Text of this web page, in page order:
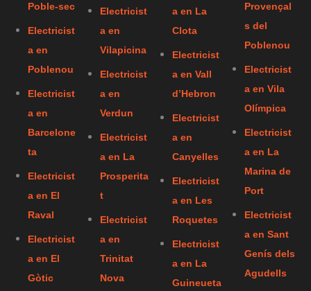
Poble-sec
Electricist
a en
Poblenou
Electricist
a en
Barcelone
ta
Electricist
a en El
Raval
Electricist
a en El
Gòtic
Electricist
a en
Vilapicina
Electricist
a en
Verdun
Electricist
a en La
Prosperita
t
Electricist
a en
Trinitat
Nova
a en La
Clota
Electricist
a en Vall
d’Hebron
Electricist
a en
Canyelles
Electricist
a en Les
Roquetes
Electricist
a en La
Guineueta
Provençal
s del
Poblenou
Electricist
a en Vila
Olímpica
Electricist
a en La
Marina de
Port
Electricist
a en Sant
Genís dels
Agudells